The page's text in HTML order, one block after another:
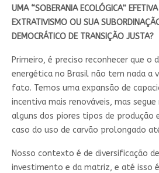
UMA “SOBERANIA ECOLÓGICA”
EXTRATIVISMO OU SUA
DEMOCRÁTICO DE TRANSIÇÃO JUSTA?
Primeiro, é preciso reconhecer que o
energética no Brasil não tem nada a
fato. Temos uma expansão de
incentiva mais renováveis, mas
alguns dos piores tipos de produção
caso do uso de carvão prolongado
Nosso contexto é de diversificação
investimento e da matriz, e até isso